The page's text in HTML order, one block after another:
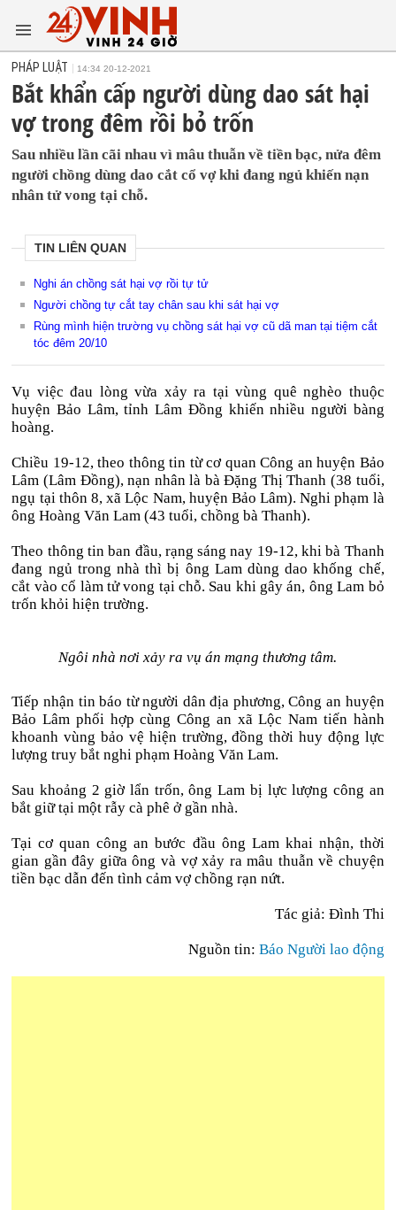
PHÁP LUẬT 14:34 20-12-2021
Bắt khẩn cấp người dùng dao sát hại
vợ trong đêm rồi bỏ trốn
Sau nhiều lần cãi nhau vì mâu thuẫn về tiền bạc, nửa đêm
người chồng dùng dao cắt cổ vợ khi đang ngủ khiến nạn
nhân tử vong tại chỗ.
TIN LIÊN QUAN
Nghi án chồng sát hại vợ rồi tự tử
Người chồng tự cắt tay chân sau khi sát hại vợ
Rùng mình hiện trường vụ chồng sát hại vợ cũ dã man tại tiệm cắt
tóc đêm 20/10
Vụ việc đau lòng vừa xảy ra tại vùng quê nghèo thuộc
huyện Bảo Lâm, tỉnh Lâm Đồng khiến nhiều người bàng
hoàng.
Chiều 19-12, theo thông tin từ cơ quan Công an huyện Bảo
Lâm (Lâm Đồng), nạn nhân là bà Đặng Thị Thanh (38 tuổi,
ngụ tại thôn 8, xã Lộc Nam, huyện Bảo Lâm). Nghi phạm là
ông Hoàng Văn Lam (43 tuổi, chồng bà Thanh).
Theo thông tin ban đầu, rạng sáng nay 19-12, khi bà Thanh
đang ngủ trong nhà thì bị ông Lam dùng dao khống chế,
cắt vào cổ làm tử vong tại chỗ. Sau khi gây án, ông Lam bỏ
trốn khỏi hiện trường.
Ngôi nhà nơi xảy ra vụ án mạng thương tâm.
Tiếp nhận tin báo từ người dân địa phương, Công an huyện
Bảo Lâm phối hợp cùng Công an xã Lộc Nam tiến hành
khoanh vùng bảo vệ hiện trường, đồng thời huy động lực
lượng truy bắt nghi phạm Hoàng Văn Lam.
Sau khoảng 2 giờ lẩn trốn, ông Lam bị lực lượng công an
bắt giữ tại một rẫy cà phê ở gần nhà.
Tại cơ quan công an bước đầu ông Lam khai nhận, thời
gian gần đây giữa ông và vợ xảy ra mâu thuẫn về chuyện
tiền bạc dẫn đến tình cảm vợ chồng rạn nứt.
Tác giả: Đình Thi
Nguồn tin: Báo Người lao động